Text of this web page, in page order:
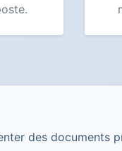
des documents